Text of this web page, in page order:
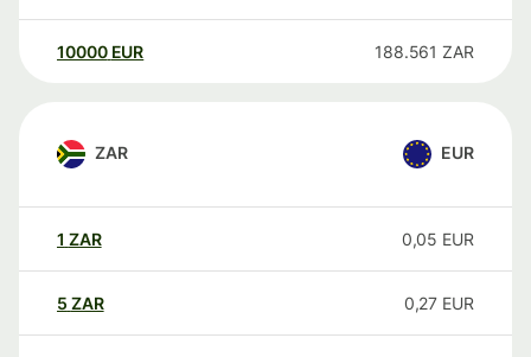
10000 EUR 188.561 ZAR
ZAR EUR
1 ZAR 0,05 EUR
5 ZAR 0,27 EUR